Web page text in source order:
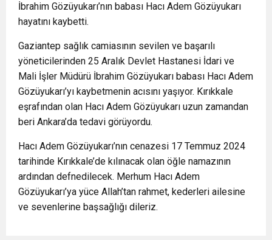
İbrahim Gözüyukarı’nın babası Hacı Adem Gözüyukarı
hayatını kaybetti.
Gaziantep sağlık camiasının sevilen ve başarılı
yöneticilerinden 25 Aralık Devlet Hastanesi İdari ve
Mali İşler Müdürü İbrahim Gözüyukarı babası Hacı Adem
Gözüyukarı’yı kaybetmenin acısını yaşıyor. Kırıkkale
eşrafından olan Hacı Adem Gözüyukarı uzun zamandan
beri Ankara’da tedavi görüyordu.
Hacı Adem Gözüyukarı’nın cenazesi 17 Temmuz 2024
tarihinde Kırıkkale’de kılınacak olan öğle namazının
ardından defnedilecek. Merhum Hacı Adem
Gözüyukarı’ya yüce Allah’tan rahmet, kederleri ailesine
ve sevenlerine başsağlığı dileriz.